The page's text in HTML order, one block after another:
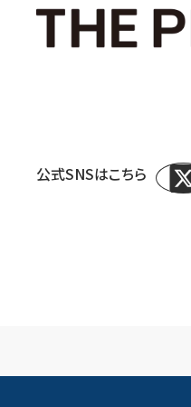
公式SNSはこちら